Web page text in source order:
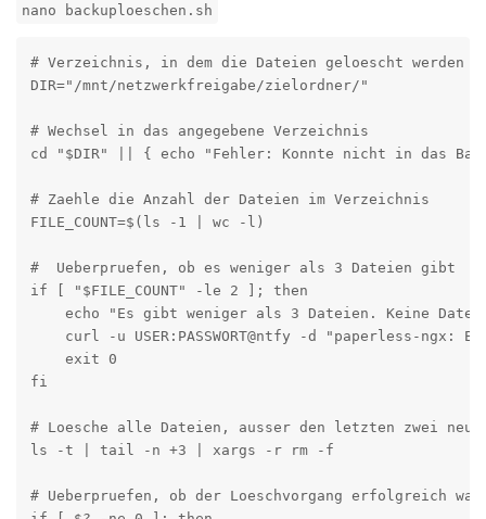
nano backuploeschen.sh
# Verzeichnis, in dem die Dateien geloescht werden
DIR="/mnt/netzwerkfreigabe/zielordner/"
# Wechsel in das angegebene Verzeichnis
cd "$DIR" || { echo "Fehler: Konnte nicht in das
# Zaehle die Anzahl der Dateien im Verzeichnis
FILE_COUNT=$(ls -1 | wc -l)
#  Ueberpruefen, ob es weniger als 3 Dateien gibt
if [ "$FILE_COUNT" -le 2 ]; then
echo "Es gibt weniger als 3 Dateien. Keine
curl -u USER:PASSWORT@ntfy -d "paperless-ngx:
    exit 0
fi
# Loesche alle Dateien, ausser den letzten zwei
ls -t | tail -n +3 | xargs -r rm -f
# Ueberpruefen, ob der Loeschvorgang erfolgreich war